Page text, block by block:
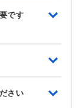
です
さい